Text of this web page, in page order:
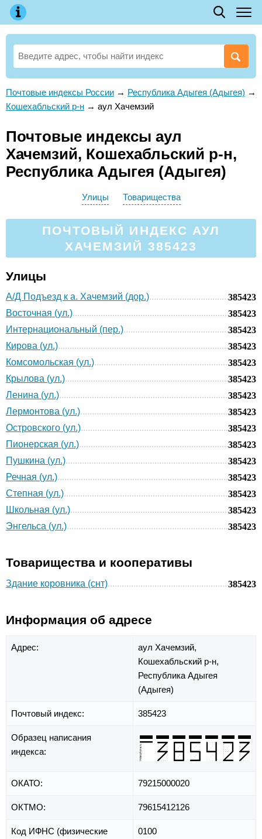
Почтовые индексы России → Республика Адыгея (Адыгея) →
Кошехабльский р-н → аул Хачемзий
Почтовые индексы аул
Хачемзий, Кошехабльский р-н,
Республика Адыгея (Адыгея)
Улицы Товарищества
ПОЧТОВЫЙ ИНДЕКС АУЛ
ХАЧЕМЗИЙ 385423
Улицы
А/Д Подъезд к а. Хачемзий (дор.)
385423
Восточная (ул.)
385423
Интернациональный (пер.)
385423
Кирова (ул.)
385423
Комсомольская (ул.)
385423
Крылова (ул.)
385423
Ленина (ул.)
385423
Лермонтова (ул.)
385423
Островского (ул.)
385423
Пионерская (ул.)
385423
Пушкина (ул.)
385423
Речная (ул.)
385423
Степная (ул.)
385423
Школьная (ул.)
385423
Энгельса (ул.)
385423
Товарищества и кооперативы
Здание коровника (снт) 385423
Информация об адресе
Адрес:
аул Хачемзий,
Кошехабльский р-н,
Республика Адыгея
(Адыгея)
Почтовый индекс: 385423
Образец написания
индекса:
ОКАТО: 79215000020
ОКТМО: 79615412126
Код ИФНС (физические
0100